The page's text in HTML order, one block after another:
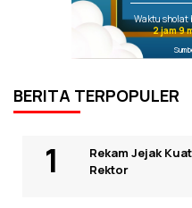
Waktu sholat
2 jam 9
BERITA TERPOPULER
Rekam Jejak
Rektor